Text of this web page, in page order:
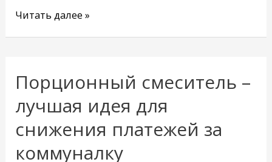
Читать далее »
Порционный смеситель –
лучшая идея для
снижения платежей за
коммуналку
Порционный
смеситель
–
лучшая
идея